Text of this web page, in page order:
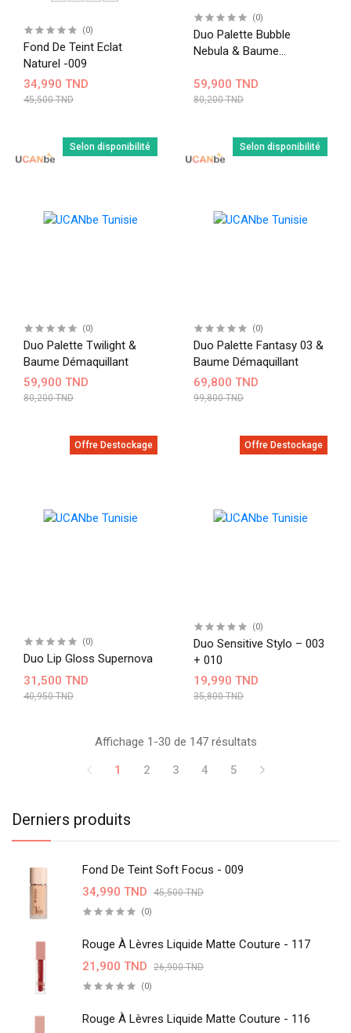
Derniers produits
Fond De Teint Soft Focus - 009
34,990 TND
45,500 TND
(0)
Rouge À Lèvres Liquide Matte Couture - 117
21,900 TND
26,900 TND
(0)
Rouge À Lèvres Liquide Matte Couture - 116
(0)
Fond De Teint Eclat
Naturel -009
34,990 TND
45,500 TND
(0)
Duo Palette Bubble
Nebula & Baume
59,900 TND
80,200 TND
Selon disponibilité
(0)
Duo Palette Twilight &
Baume Démaquillant
59,900 TND
80,200 TND
Selon disponibilité
(0)
Duo Palette Fantasy 03 &
Baume Démaquillant
69,800 TND
99,800 TND
Offre Destockage
(0)
Duo Lip Gloss Supernova
31,500 TND
40,950 TND
Offre Destockage
(0)
Duo Sensitive Stylo – 003
+ 010
19,990 TND
35,800 TND
Affichage 1-30 de 147 résultats
1
2 3 4 5